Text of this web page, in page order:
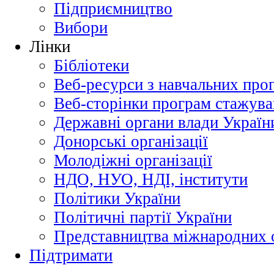
Підприємництво
Вибори
Лінки
Бібліотеки
Веб-ресурси з навчальних
Веб-сторінки програм
Державні органи влади
Донорські організації
Молодіжні організації
НДО, НУО, НДІ, інститути
Політики України
Політичні партії України
Представництва міжнародних
Підтримати